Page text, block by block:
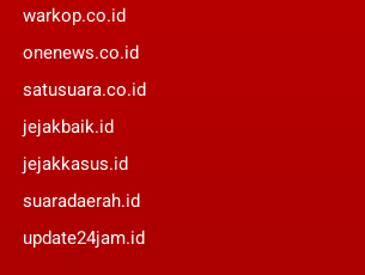
warkop.co.id
onenews.co.id
satusuara.co.id
jejakbaik.id
jejakkasus.id
suaradaerah.id
update24jam.id